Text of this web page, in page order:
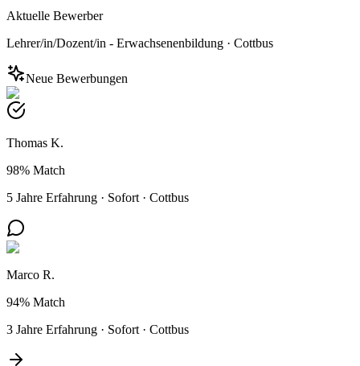
Aktuelle Bewerber
Lehrer/in/Dozent/in - Erwachsenenbildung · Cottbus
Neue Bewerbungen
Thomas K.
98% Match
5 Jahre Erfahrung · Sofort · Cottbus
Marco R.
94% Match
3 Jahre Erfahrung · Sofort · Cottbus